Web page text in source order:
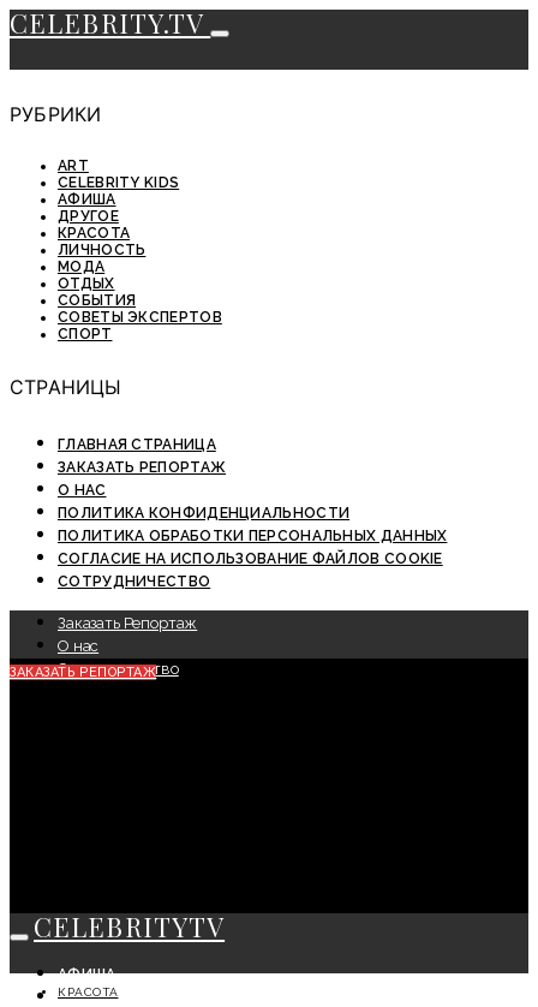
CELEBRITY.TV
РУБРИКИ
ART
CELEBRITY KIDS
АФИША
ДРУГОЕ
КРАСОТА
ЛИЧНОСТЬ
МОДА
ОТДЫХ
СОБЫТИЯ
СОВЕТЫ ЭКСПЕРТОВ
СПОРТ
СТРАНИЦЫ
ГЛАВНАЯ СТРАНИЦА
ЗАКАЗАТЬ РЕПОРТАЖ
О НАС
ПОЛИТИКА КОНФИДЕНЦИАЛЬНОСТИ
ПОЛИТИКА ОБРАБОТКИ ПЕРСОНАЛЬНЫХ ДАННЫХ
СОГЛАСИЕ НА ИСПОЛЬЗОВАНИЕ ФАЙЛОВ COOKIE
СОТРУДНИЧЕСТВО
Заказать Репортаж
О нас
Сотрудничество
ЗАКАЗАТЬ РЕПОРТАЖ
CELEBRITYTV
АФИША
СОБЫТИЯ
КРАСОТА